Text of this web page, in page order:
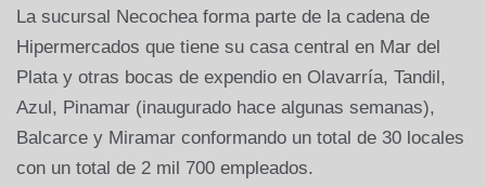
La sucursal Necochea forma parte de la cadena de
Hipermercados que tiene su casa central en Mar del
Plata y otras bocas de expendio en Olavarría, Tandil,
Azul, Pinamar (inaugurado hace algunas semanas),
Balcarce y Miramar conformando un total de 30 locales
con un total de 2 mil 700 empleados.